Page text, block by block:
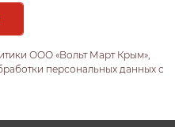
ООО «Вольт Март Крым»,
персональных данных с